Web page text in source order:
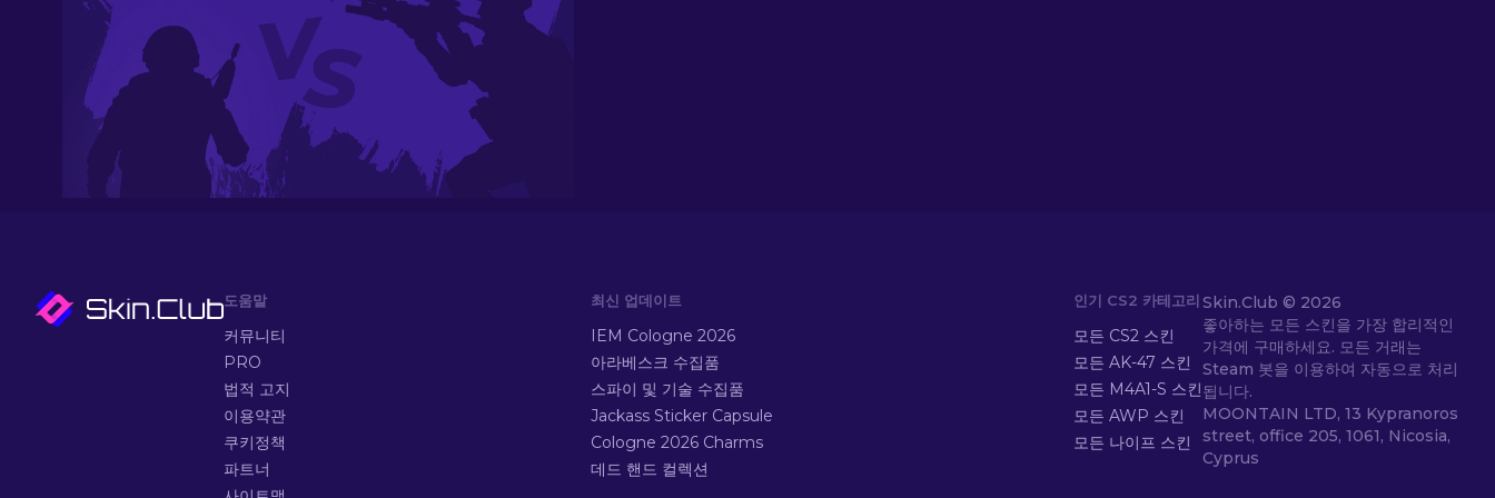
도움말
커뮤니티
PRO
법적 고지
이용약관
쿠키정책
파트너
최신 업데이트
IEM Cologne 2026
아라베스크 수집품
스파이 및 기술 수집품
Jackass Sticker Capsule
Cologne 2026 Charms
데드 핸드 컬렉션
인기 CS2 카테고리
모든 CS2 스킨
모든 AK-47 스킨
모든 M4A1-S 스킨
모든 AWP 스킨
모든 나이프 스킨
Skin.Club © 2026
좋아하는 모든 스킨을 가장 합리적인
가격에 구매하세요. 모든 거래는
Steam 봇을 이용하여 자동으로 처리
됩니다.
MOONTAIN LTD, 13 Kypranoros
street, office 205, 1061, Nicosia,
Cyprus